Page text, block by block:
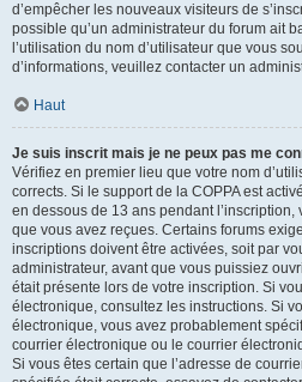
d’empêcher les nouveaux visiteurs de
possible qu’un administrateur du forum ait
l’utilisation du nom d’utilisateur que vous
d’informations, veuillez contacter un
Haut
Je suis inscrit mais je ne peux pas me
Vérifiez en premier lieu que votre nom
corrects. Si le support de la COPPA est
en dessous de 13 ans pendant
que vous avez reçues. Certains forums
inscriptions doivent être activées, soit par
administrateur, avant que vous puissiez
était présente lors de votre inscription. Si
électronique, consultez les instructions. Si
électronique, vous avez probablement
courrier électronique ou le courrier
Si vous êtes certain que l’adresse de